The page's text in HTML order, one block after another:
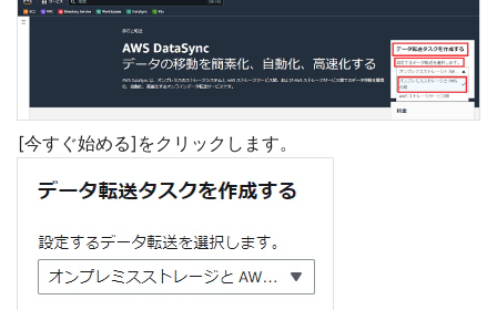
[今すぐ始める]をクリックします。